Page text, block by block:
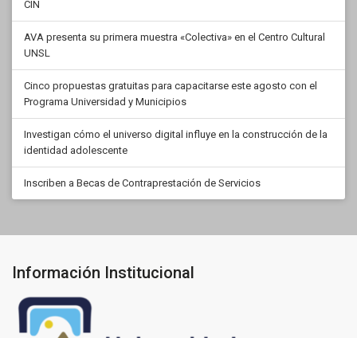
CIN
AVA presenta su primera muestra «Colectiva» en el Centro Cultural
UNSL
Cinco propuestas gratuitas para capacitarse este agosto con el
Programa Universidad y Municipios
Investigan cómo el universo digital influye en la construcción de la
identidad adolescente
Inscriben a Becas de Contraprestación de Servicios
Información Institucional